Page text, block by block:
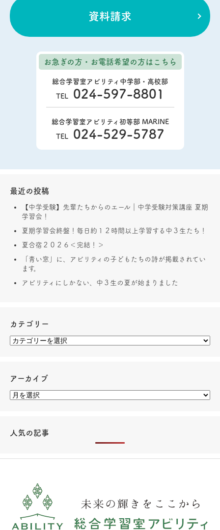
資料請求
お急ぎの方・お電話希望の方はこちら
総合学習室アビリティ中学部・高校部
TEL 024-597-8801
総合学習室アビリティ初等部 MARINE
TEL 024-529-5787
最近の投稿
【中学受験】先輩たちからのエール｜中学受験対策講座 夏期
学習会！
夏期学習会終盤！毎日約１２時間以上学習する中３生たち！
夏合宿２０２６＜完結！＞
「青い窓」に、アビリティの子どもたちの詩が掲載されてい
ます。
アビリティにしかない、中３生の夏が始まりました
カテゴリー
アーカイブ
人気の記事